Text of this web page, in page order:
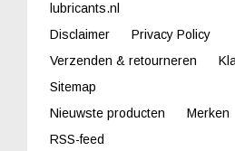
lubricants.nl
Disclaimer
Privacy Policy
Verzenden & retourneren
Sitemap
Nieuwste producten
Merken
RSS-feed